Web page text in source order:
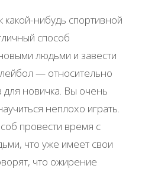
какой-нибудь спортивной
способ
людьми и завести
— относительно
для новичка. Вы очень
неплохо играть.
провести время с
что уже имеет свои
что ожирение